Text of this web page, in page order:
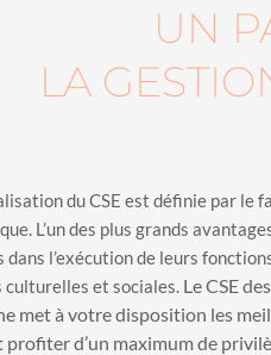
UN
LA
du CSE est définie par le
L’un des plus grands
dans l’exécution de leurs
et sociales. Le CSE
met à votre disposition les
profiter d’un maximum de